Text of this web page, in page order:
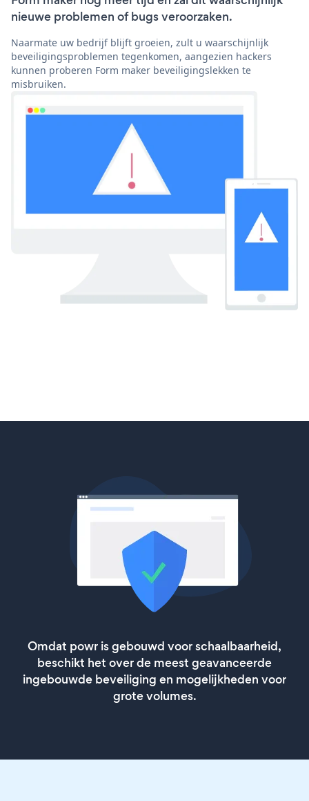
nieuwe problemen of bugs veroorzaken.
Naarmate uw bedrijf blijft groeien, zult u waarschijnlijk
beveiligingsproblemen tegenkomen, aangezien hackers
kunnen proberen Form maker beveiligingslekken te
misbruiken.
Omdat powr is gebouwd voor schaalbaarheid,
beschikt het over de meest geavanceerde
ingebouwde beveiliging en mogelijkheden voor
grote volumes.